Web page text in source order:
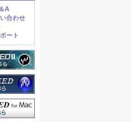
A
合わせ
ート